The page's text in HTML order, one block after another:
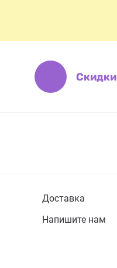
Доставка
Напишите нам